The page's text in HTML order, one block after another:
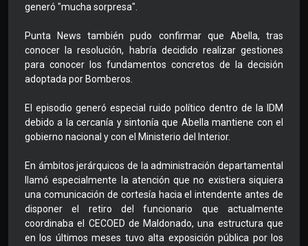
generó "mucha sorpresa".
Punta News también pudo confirmar que Abella, tras
conocer la resolución, habría decidido realizar gestiones
para conocer los fundamentos concretos de la decisión
adoptada por Bomberos.
El episodio generó especial ruido político dentro de la IDM
debido a la cercanía y sintonía que Abella mantiene con el
gobierno nacional y con el Ministerio del Interior.
En ámbitos jerárquicos de la administración departamental
llamó especialmente la atención que no existiera siquiera
una comunicación de cortesía hacia el intendente antes de
disponer el retiro del funcionario que actualmente
coordinaba el CECOED de Maldonado, una estructura que
en los últimos meses tuvo alta exposición pública por los